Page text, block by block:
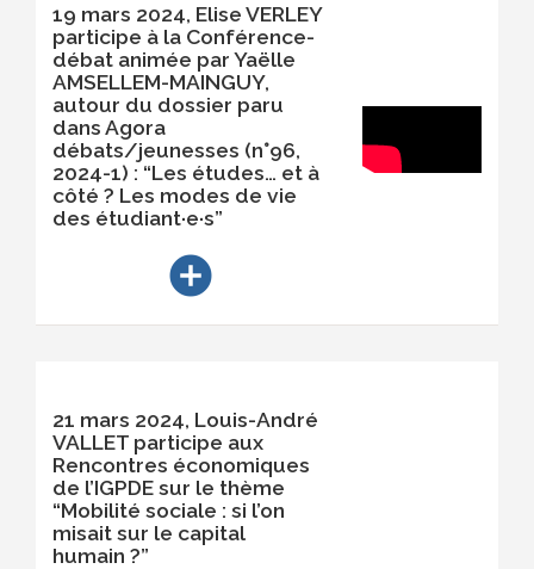
19 mars 2024, Elise VERLEY
participe à la Conférence-
débat animée par Yaëlle
AMSELLEM-MAINGUY,
autour du dossier paru
dans Agora
débats/jeunesses (n°96,
2024-1) : “Les études… et à
côté ? Les modes de vie
des étudiant·e·s”
add_circle
21 mars 2024, Louis-André
VALLET participe aux
Rencontres économiques
de l’IGPDE sur le thème
“Mobilité sociale : si l’on
misait sur le capital
humain ?”